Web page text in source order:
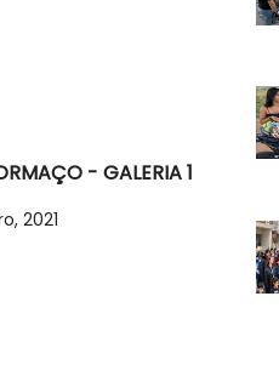
- GALERIA 1
2021